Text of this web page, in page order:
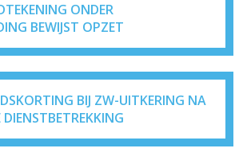
ONDER
BEWIJST OPZET
BIJ ZW-UITKERING NA
DIENSTBETREKKING